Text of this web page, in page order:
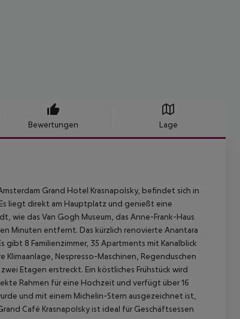
Bewertungen Lage
Grand Hotel Krasnapolsky, befindet sich in
liegt direkt am Hauptplatz und genießt eine
wie das Van Gogh Museum, das Anne-Frank-Haus
Minuten entfernt. Das kürzlich renovierte Anantara
8 Familienzimmer, 35 Apartments mit Kanalblick
Nespresso-Maschinen, Regenduschen
Etagen erstreckt. Ein köstliches Frühstück wird
Rahmen für eine Hochzeit und verfügt über 16
und mit einem Michelin-Stern ausgezeichnet ist,
Café Krasnapolsky ist ideal für Geschäftsessen